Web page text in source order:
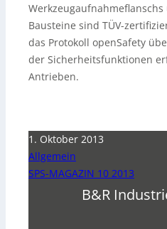
Werkzeugaufnahmeflanschs
Bausteine sind TÜV-
das Protokoll openSafety
der Sicherheitsfunktionen
Antrieben.
1. Oktober 2013
Allgemein
SPS-MAGAZIN 10 2013
B&R